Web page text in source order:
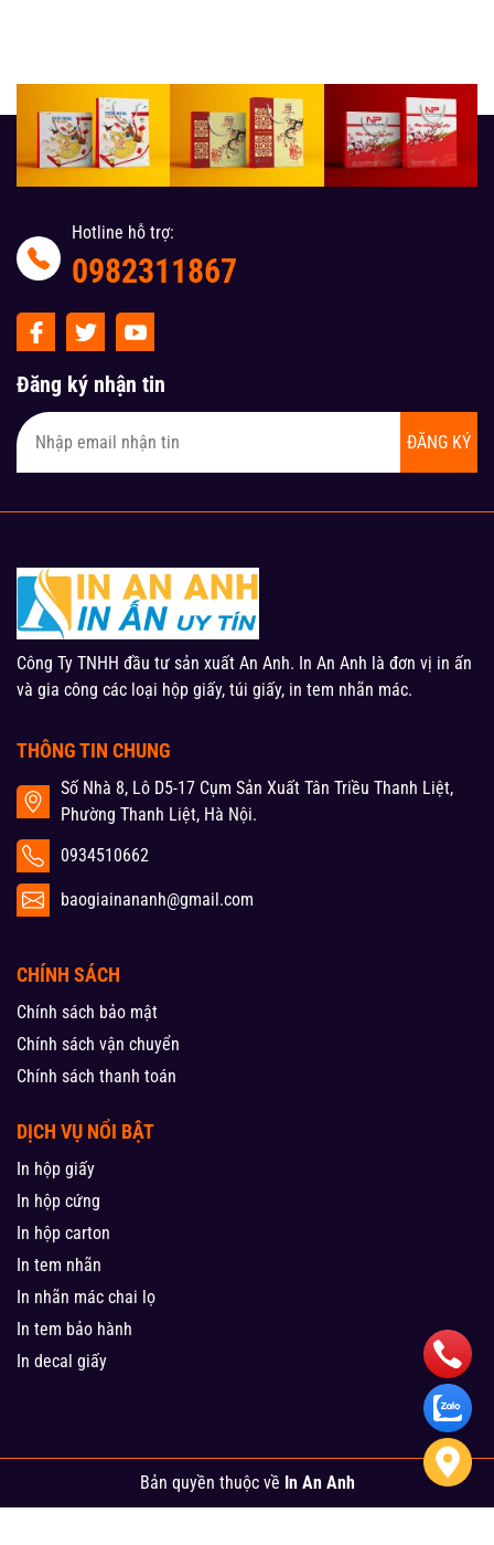
Hotline hỗ trợ:
0982311867
Đăng ký nhận tin
ĐĂNG KÝ
Công Ty TNHH đầu tư sản xuất An Anh. In An Anh là đơn vị in ấn
và gia công các loại hộp giấy, túi giấy, in tem nhãn mác.
THÔNG TIN CHUNG
Số Nhà 8, Lô D5-17 Cụm Sản Xuất Tân Triều Thanh Liệt,
Phường Thanh Liệt, Hà Nội.
0934510662
baogiainananh@gmail.com
CHÍNH SÁCH
Chính sách bảo mật
Chính sách vận chuyển
Chính sách thanh toán
DỊCH VỤ NỔI BẬT
In hộp giấy
In hộp cứng
In hộp carton
In tem nhãn
In nhãn mác chai lọ
In tem bảo hành
In decal giấy
Bản quyền thuộc về In An Anh